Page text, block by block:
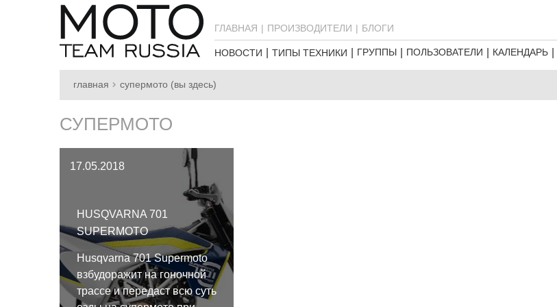
ГЛАВНАЯ ПРОИЗВОДИТЕЛИ БЛОГИ
НОВОСТИ ТИПЫ ТЕХНИКИ ГРУППЫ ПОЛЬЗОВАТЕЛИ КАЛЕНДАРЬ
главная супермото (вы здесь)
СУПЕРМОТО
17.05.2018
HUSQVARNA 701
SUPERMOTO
Husqvarna 701 Supermoto
взбудоражит на гоночной
трассе и передаст всю суть